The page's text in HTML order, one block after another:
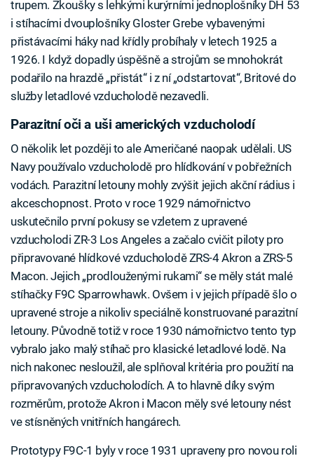
trupem. Zkoušky s lehkými kurýrními jednoplošníky DH 53
i stíhacími dvouplošníky Gloster Grebe vybavenými
přistávacími háky nad křídly probíhaly v letech 1925 a
1926. I když dopadly úspěšně a strojům se mnohokrát
podařilo na hrazdě „přistát“ i z ní „odstartovat“, Britové do
služby letadlové vzducholodě nezavedli.
Parazitní oči a uši amerických vzducholodí
O několik let později to ale Američané naopak udělali. US
Navy používalo vzducholodě pro hlídkování v pobřežních
vodách. Parazitní letouny mohly zvýšit jejich akční rádius i
akceschopnost. Proto v roce 1929 námořnictvo
uskutečnilo první pokusy se vzletem z upravené
vzducholodi ZR-3 Los Angeles a začalo cvičit piloty pro
připravované hlídkové vzducholodě ZRS-4 Akron a ZRS-5
Macon. Jejich „prodlouženými rukami“ se měly stát malé
stíhačky F9C Sparrowhawk. Ovšem i v jejich případě šlo o
upravené stroje a nikoliv speciálně konstruované parazitní
letouny. Původně totiž v roce 1930 námořnictvo tento typ
vybralo jako malý stíhač pro klasické letadlové lodě. Na
nich nakonec nesloužil, ale splňoval kritéria pro použití na
připravovaných vzducholodích. A to hlavně díky svým
rozměrům, protože Akron i Macon měly své letouny nést
ve stísněných vnitřních hangárech.
Prototypy F9C-1 byly v roce 1931 upraveny pro novou roli